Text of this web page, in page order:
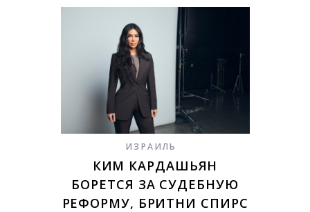
ИЗРАИЛЬ
КИМ КАРДАШЬЯН
БОРЕТСЯ ЗА СУДЕБНУЮ
РЕФОРМУ, БРИТНИ СПИРС